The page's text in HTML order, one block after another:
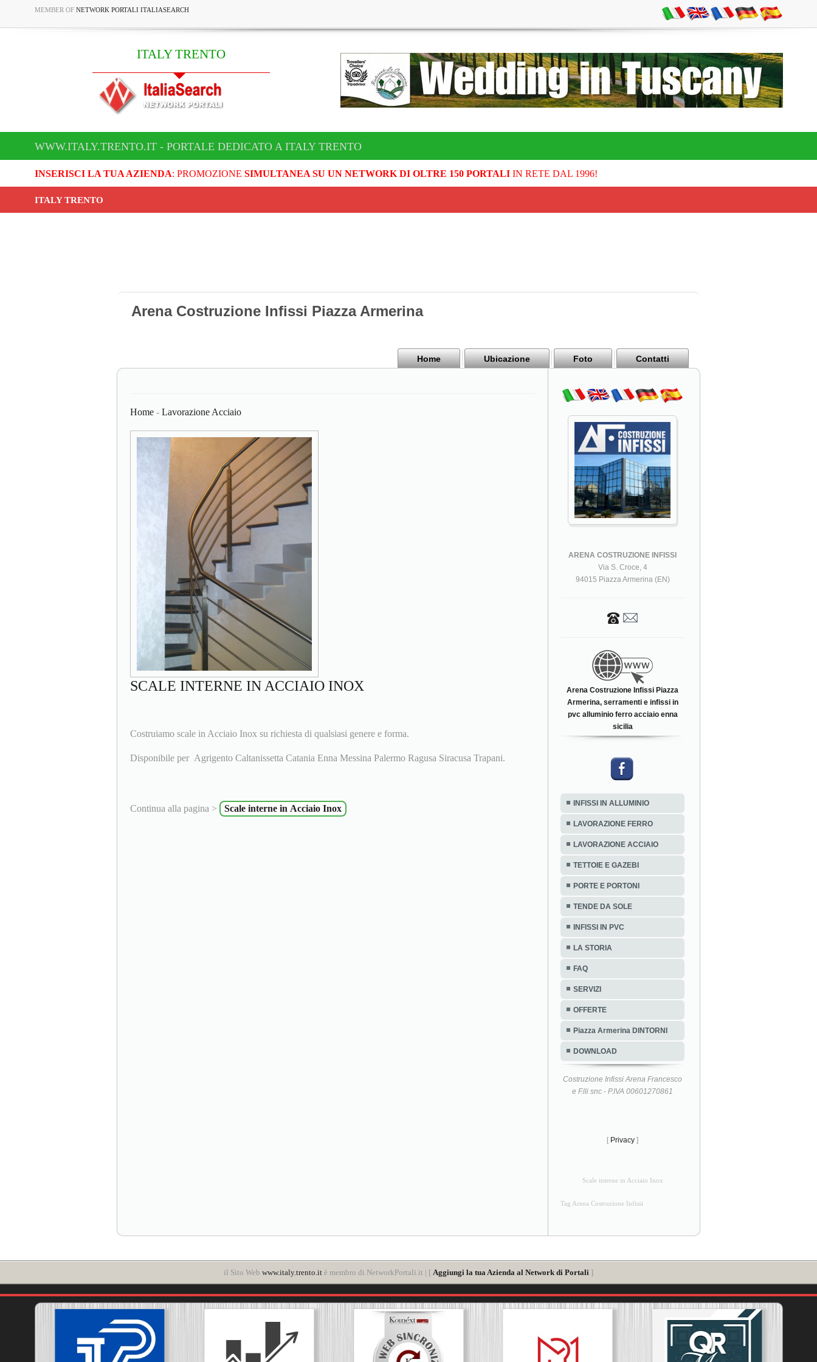
MEMBER OF NETWORK PORTALI ITALIASEARCH
ITALY TRENTO
WWW.ITALY.TRENTO.IT - PORTALE DEDICATO A ITALY TRENTO
INSERISCI LA TUA AZIENDA: PROMOZIONE SIMULTANEA SU UN NETWORK DI OLTRE 150 PORTALIIN RETE DAL 1996!
ITALY TRENTO
Arena Costruzione Infissi Piazza Armerina
Home Ubicazione Foto Contatti
Home - Lavorazione Acciaio
SCALE INTERNE IN ACCIAIO INOX
Costruiamo scale in Acciaio Inox su richiesta di qualsiasi genere e forma.
Disponibile per Agrigento Caltanissetta Catania Enna Messina Palermo Ragusa Siracusa Trapani.
Continua alla pagina > Scale interne in Acciaio Inox
ARENA COSTRUZIONE INFISSI
Via S. Croce, 4
94015 Piazza Armerina (EN)
Arena Costruzione Infissi Piazza
Armerina, serramenti e infissi in
pvc alluminio ferro acciaio enna
sicilia
INFISSI IN ALLUMINIO
LAVORAZIONE FERRO
LAVORAZIONE ACCIAIO
TETTOIE E GAZEBI
PORTE E PORTONI
TENDE DA SOLE
INFISSI IN PVC
LA STORIA
FAQ
SERVIZI
OFFERTE
Piazza Armerina DINTORNI
DOWNLOAD
Costruzione Infissi Arena Francesco
e F.lli snc - P.IVA 00601270861
[ Privacy ]
Scale interne in Acciaio Inox
Tag Arena Costruzione Infissi
il Sito Web www.italy.trento.it è membro di NetworkPortali.it | [ Aggiungi la tua Azienda al Network di Portali ]